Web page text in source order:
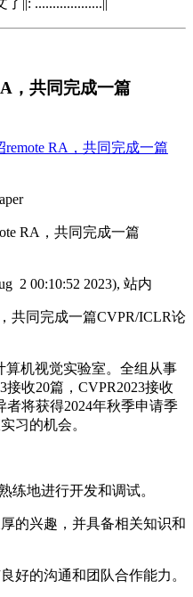
，共同完成一篇
RA，共同完成一篇
RA，共同完成一篇
2 00:10:52 2023), 站内
共同完成一篇CVPR/ICLR论
算机视觉实验室。全组从事
收20篇，CVPR2023接收
将获得2024年秋季申请季
习的机会。
练地进行开发和调试。
的兴趣，并具备相关知识和
好的沟通和团队合作能力。